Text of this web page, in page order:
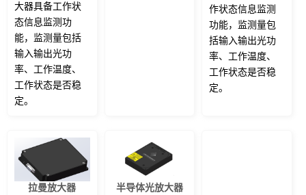
大器具备工作状
态信息监测功
能，监测量包括
输入输出光功
率、工作温度、
工作状态是否稳
定。
作状态信息监测
功能，监测量包
括输入输出光功
率、工作温度、
工作状态是否稳
定。
拉曼放大器 半导体光放大器